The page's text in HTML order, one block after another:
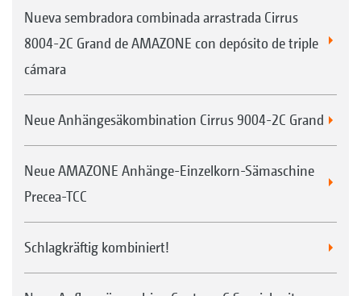
Nueva sembradora combinada arrastrada Cirrus
8004-2C Grand de AMAZONE con depósito de triple
cámara
Neue Anhängesäkombination Cirrus 9004-2C Grand
Neue AMAZONE Anhänge-Einzelkorn-Sämaschine
Precea-TCC
Schlagkräftig kombiniert!